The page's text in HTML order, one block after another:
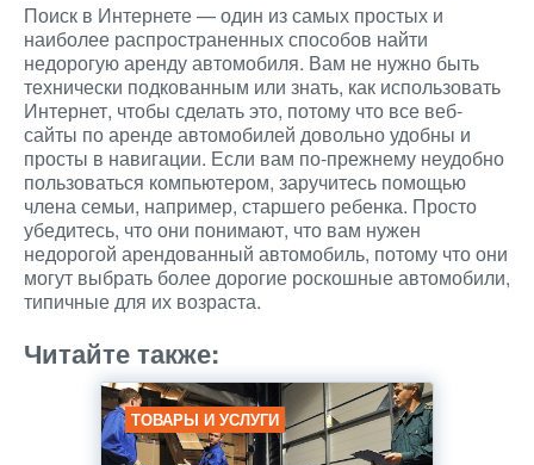
Поиск в Интернете — один из самых простых и
наиболее распространенных способов найти
недорогую аренду автомобиля. Вам не нужно быть
технически подкованным или знать, как использовать
Интернет, чтобы сделать это, потому что все веб-
сайты по аренде автомобилей довольно удобны и
просты в навигации. Если вам по-прежнему неудобно
пользоваться компьютером, заручитесь помощью
члена семьи, например, старшего ребенка. Просто
убедитесь, что они понимают, что вам нужен
недорогой арендованный автомобиль, потому что они
могут выбрать более дорогие роскошные автомобили,
типичные для их возраста.
Читайте также:
ТОВАРЫ И УСЛУГИ